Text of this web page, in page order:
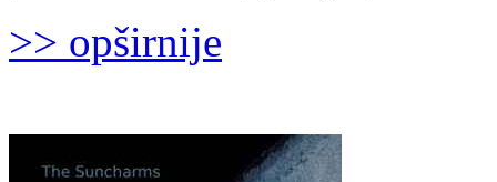
>> opširnije